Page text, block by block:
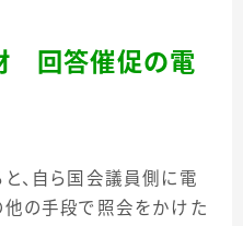
回答催促の電
と、自ら国会議員側に電
他の手段で照会をかけた